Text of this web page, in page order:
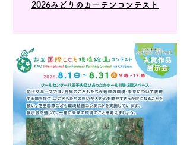
2026みどりのカーテンコンテスト